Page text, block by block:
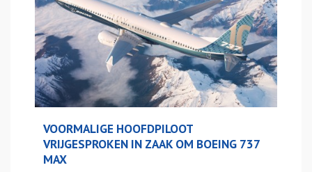
VOORMALIGE HOOFDPILOOT
VRIJGESPROKEN IN ZAAK OM BOEING 737
MAX